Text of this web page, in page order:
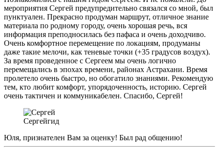
мероприятия Сергей предупредительно связался со мной, был
пунктуален. Прекрасно продуман маршрут, отличное знание
материала по родному городу, очень хорошая речь, вся
информация преподносилась без пафаса и очень доходчиво.
Очень комфортное перемещение по локациям, продуманы
даже такие мелочи, как теневые точки (+35 градусов воздух).
За время проведенное с Сергеем мы очень логично
перемещались в эпохах времени, районах Астрахани. Время
пролетело очень быстро, но обогатило знаниями. Рекомендую
тем, кто любит комфорт, упорядоченность, историю. Сергей
очень тактичен и коммуникабелен. Спасибо, Сергей!
Сергейгид
Юля, признателен Вам за оценку! Был рад общению!